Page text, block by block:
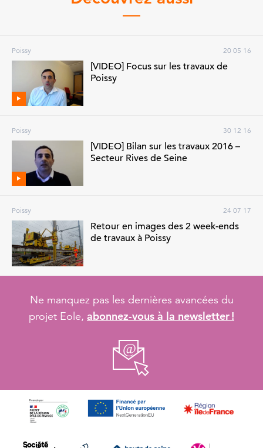
Poissy 20 05 16
[VIDEO] Focus sur les travaux de
Poissy
Poissy 30 12 16
[VIDEO] Bilan sur les travaux 2016 –
Secteur Rives de Seine
Poissy 24 07 17
Retour en images des 2 week-ends
de travaux à Poissy
Ne manquez pas les dernières avancées du
projet Eole, abonnez-vous à la newsletter !